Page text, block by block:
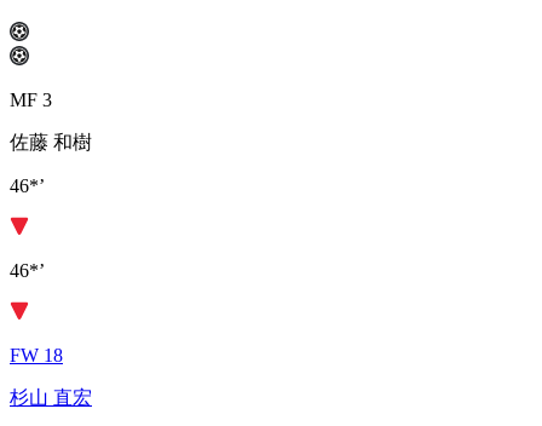
MF 3
佐藤 和樹
46*’
46*’
FW 18
杉山 直宏